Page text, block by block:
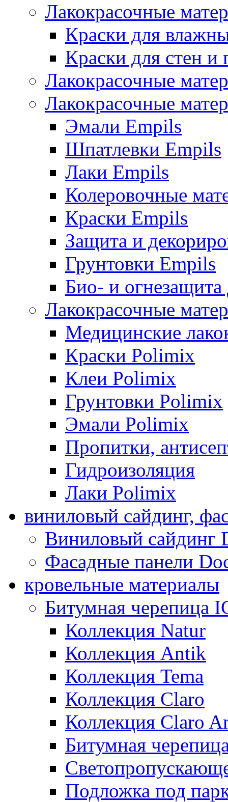
Лакокрасочные
Краски для
Краски для стен и
Лакокрасочные
Лакокрасочные
Эмали Empils
Шпатлевки Empils
Лаки Empils
Колеровочные
Краски Empils
Защита и
Грунтовки Empils
Био- и
Лакокрасочные
Медицинские
Краски Polimix
Клеи Polimix
Грунтовки Polimix
Эмали Polimix
Пропитки,
Гидроизоляция
Лаки Polimix
виниловый сайдинг,
Виниловый сайдинг
Фасадные панели
кровельные материалы
Битумная черепица
Коллекция Natur
Коллекция Antik
Коллекция Tema
Коллекция Claro
Коллекция Claro
Битумная
Подложка под